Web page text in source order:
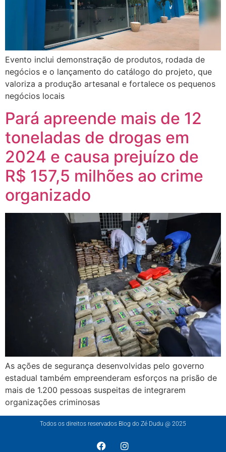
Evento inclui demonstração de produtos, rodada de
negócios e o lançamento do catálogo do projeto, que
valoriza a produção artesanal e fortalece os pequenos
negócios locais
Pará apreende mais de 12
toneladas de drogas em
2024 e causa prejuízo de
R$ 157,5 milhões ao crime
organizado
As ações de segurança desenvolvidas pelo governo
estadual também empreenderam esforços na prisão de
mais de 1.200 pessoas suspeitas de integrarem
organizações criminosas
Todos os direitos reservados Blog do Zé Dudu @ 2025